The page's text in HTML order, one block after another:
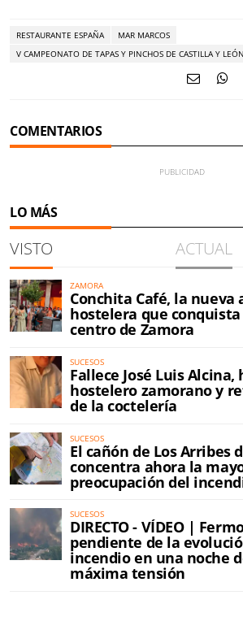
RESTAURANTE ESPAÑA
MAR MARCOS
V CAMPEONATO DE TAPAS Y PINCHOS DE CASTILLA Y LEÓN
COMENTARIOS
LO MÁS
VISTO ACTUAL
ZAMORA
Conchita Café, la nueva
hostelera que
centro de Zamora
SUCESOS
Fallece José Luis
hostelero zamorano y
de la coctelería
SUCESOS
El cañón de Los Arribes
concentra ahora la
preocupación del
SUCESOS
DIRECTO - VÍDEO |
pendiente de la
incendio en una noche
máxima tensión